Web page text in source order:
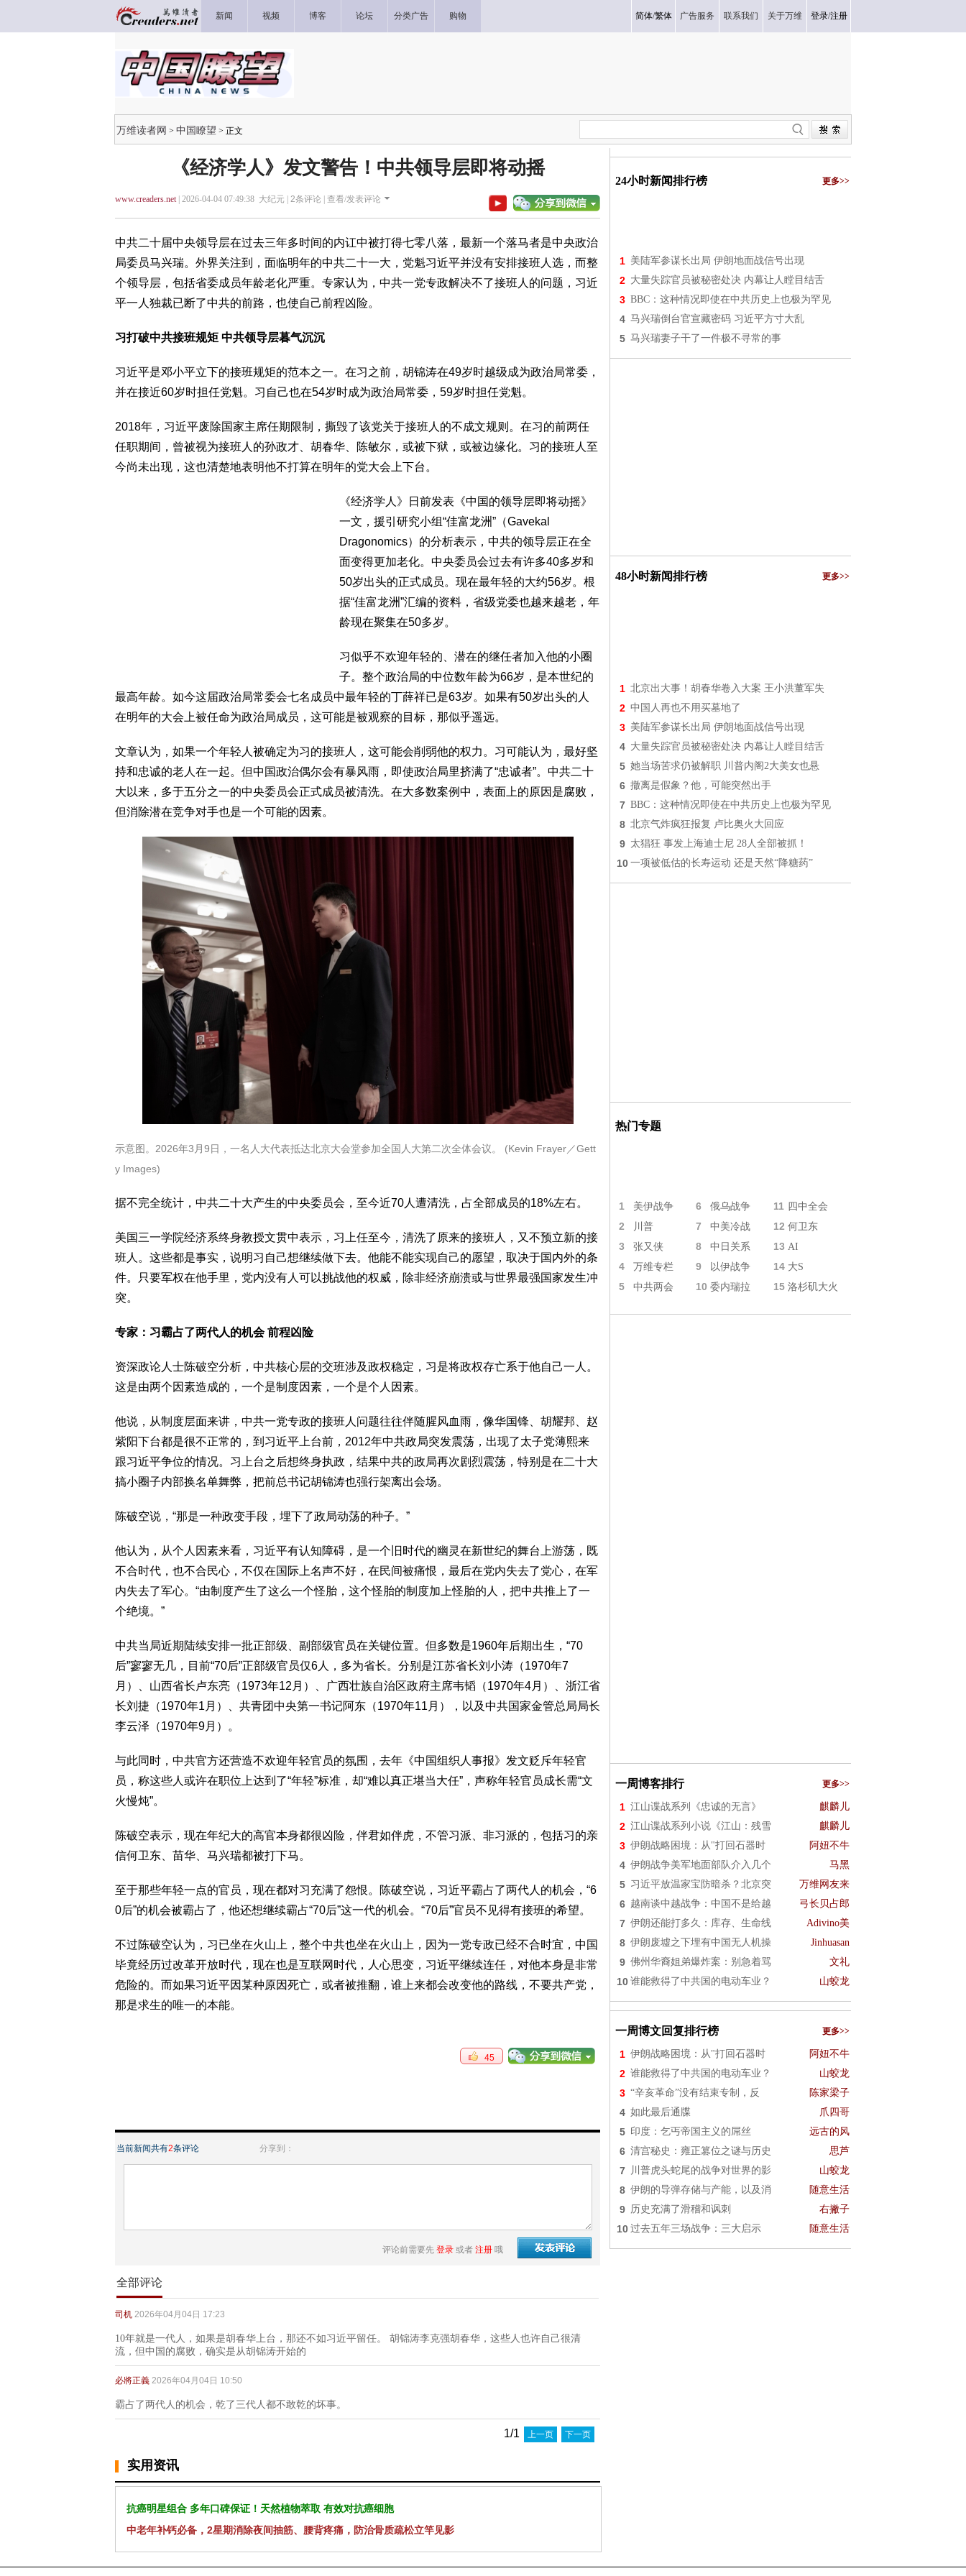
新闻 视频 博客 论坛 分类广告 购物 简体/繁体 广告服务 联系我们 关于万维 登录/注册
万维读者网 > 中国瞭望 > 正文
《经济学人》发文警告！中共领导层即将动摇
www.creaders.net| 2026-04-04 07:49:38 大纪元 | 2条评论 | 查看/发表评论
中共二十届中央领导层在过去三年多时间的内讧中被打得七零八落，最新一个落马者是中央政治
局委员马兴瑞。外界关注到，面临明年的中共二十一大，党魁习近平并没有安排接班人选，而整
个领导层，包括省委成员年龄老化严重。专家认为，中共一党专政解决不了接班人的问题，习近
平一人独裁已断了中共的前路，也使自己前程凶险。
习打破中共接班规矩 中共领导层暮气沉沉
习近平是邓小平立下的接班规矩的范本之一。在习之前，胡锦涛在49岁时越级成为政治局常委，
并在接近60岁时担任党魁。习自己也在54岁时成为政治局常委，59岁时担任党魁。
2018年，习近平废除国家主席任期限制，撕毁了该党关于接班人的不成文规则。在习的前两任
任职期间，曾被视为接班人的孙政才、胡春华、陈敏尔，或被下狱，或被边缘化。习的接班人至
今尚未出现，这也清楚地表明他不打算在明年的党大会上下台。
《经济学人》日前发表《中国的领导层即将动摇》
一文，援引研究小组“佳富龙洲”（Gavekal
Dragonomics）的分析表示，中共的领导层正在全
面变得更加老化。中央委员会过去有许多40多岁和
50岁出头的正式成员。现在最年轻的大约56岁。根
据“佳富龙洲”汇编的资料，省级党委也越来越老，年
龄现在聚集在50多岁。
习似乎不欢迎年轻的、潜在的继任者加入他的小圈
子。整个政治局的中位数年龄为66岁，是本世纪的
最高年龄。如今这届政治局常委会七名成员中最年轻的丁薛祥已是63岁。如果有50岁出头的人
在明年的大会上被任命为政治局成员，这可能是被观察的目标，那似乎遥远。
文章认为，如果一个年轻人被确定为习的接班人，这可能会削弱他的权力。习可能认为，最好坚
持和忠诚的老人在一起。但中国政治偶尔会有暴风雨，即使政治局里挤满了“忠诚者”。中共二十
大以来，多于五分之一的中央委员会正式成员被清洗。在大多数案例中，表面上的原因是腐败，
但消除潜在竞争对手也是一个可能的因素。
示意图。2026年3月9日，一名人大代表抵达北京大会堂参加全国人大第二次全体会议。 (Kevin Frayer／Gett
y Images)
据不完全统计，中共二十大产生的中央委员会，至今近70人遭清洗，占全部成员的18%左右。
美国三一学院经济系终身教授文贯中表示，习上任至今，清洗了原来的接班人，又不预立新的接
班人。这些都是事实，说明习自己想继续做下去。他能不能实现自己的愿望，取决于国内外的条
件。只要军权在他手里，党内没有人可以挑战他的权威，除非经济崩溃或与世界最强国家发生冲
突。
专家：习霸占了两代人的机会 前程凶险
资深政论人士陈破空分析，中共核心层的交班涉及政权稳定，习是将政权存亡系于他自己一人。
这是由两个因素造成的，一个是制度因素，一个是个人因素。
他说，从制度层面来讲，中共一党专政的接班人问题往往伴随腥风血雨，像华国锋、胡耀邦、赵
紫阳下台都是很不正常的，到习近平上台前，2012年中共政局突发震荡，出现了太子党薄熙来
跟习近平争位的情况。习上台之后想终身执政，结果中共的政局再次剧烈震荡，特别是在二十大
搞小圈子内部换名单舞弊，把前总书记胡锦涛也强行架离出会场。
陈破空说，“那是一种政变手段，埋下了政局动荡的种子。”
他认为，从个人因素来看，习近平有认知障碍，是一个旧时代的幽灵在新世纪的舞台上游荡，既
不合时代，也不合民心，不仅在国际上名声不好，在民间被痛恨，最后在党内失去了党心，在军
内失去了军心。“由制度产生了这么一个怪胎，这个怪胎的制度加上怪胎的人，把中共推上了一
个绝境。”
中共当局近期陆续安排一批正部级、副部级官员在关键位置。但多数是1960年后期出生，“70
后”寥寥无几，目前“70后”正部级官员仅6人，多为省长。分别是江苏省长刘小涛（1970年7
月）、山西省长卢东亮（1973年12月）、广西壮族自治区政府主席韦韬（1970年4月）、浙江省
长刘捷（1970年1月）、共青团中央第一书记阿东（1970年11月），以及中共国家金管总局局长
李云泽（1970年9月）。
与此同时，中共官方还营造不欢迎年轻官员的氛围，去年《中国组织人事报》发文贬斥年轻官
员，称这些人或许在职位上达到了“年轻”标准，却“难以真正堪当大任”，声称年轻官员成长需“文
火慢炖”。
陈破空表示，现在年纪大的高官本身都很凶险，伴君如伴虎，不管习派、非习派的，包括习的亲
信何卫东、苗华、马兴瑞都被打下马。
至于那些年轻一点的官员，现在都对习充满了怨恨。陈破空说，习近平霸占了两代人的机会，“6
0后”的机会被霸占了，他还想继续霸占“70后”这一代的机会。“70后”官员不见得有接班的希望。
不过陈破空认为，习已坐在火山上，整个中共也坐在火山上，因为一党专政已经不合时宜，中国
毕竟经历过改革开放时代，现在也是互联网时代，人心思变，习近平继续连任，对他本身是非常
危险的。而如果习近平因某种原因死亡，或者被推翻，谁上来都会改变他的路线，不要共产党，
那是求生的唯一的本能。
45
当前新闻共有2条评论 分享到：
评论前需要先 登录 或者 注册 哦
全部评论
司机 2026年04月04日 17:23
10年就是一代人，如果是胡春华上台，那还不如习近平留任。 胡锦涛李克强胡春华，这些人也许自己很清
流，但中国的腐败，确实是从胡锦涛开始的
必將正義 2026年04月04日 10:50
霸占了两代人的机会，乾了三代人都不敢乾的坏事。
1/1 上一页 下一页
实用资讯
抗癌明星组合 多年口碑保证！天然植物萃取 有效对抗癌细胞
中老年补钙必备，2星期消除夜间抽筋、腰背疼痛，防治骨质疏松立竿见影
24小时新闻排行榜 更多>>
1 美陆军参谋长出局 伊朗地面战信号出现
2 大量失踪官员被秘密处决 内幕让人瞠目结舌
3 BBC：这种情况即使在中共历史上也极为罕见
4 马兴瑞倒台官宣藏密码 习近平方寸大乱
5 马兴瑞妻子干了一件极不寻常的事
48小时新闻排行榜 更多>>
1 北京出大事！胡春华卷入大案 王小洪董军失
2 中国人再也不用买墓地了
3 美陆军参谋长出局 伊朗地面战信号出现
4 大量失踪官员被秘密处决 内幕让人瞠目结舌
5 她当场苦求仍被解职 川普内阁2大美女也悬
6 撤离是假象？他，可能突然出手
7 BBC：这种情况即使在中共历史上也极为罕见
8 北京气炸疯狂报复 卢比奥火大回应
9 太猖狂 事发上海迪士尼 28人全部被抓！
10 一项被低估的长寿运动 还是天然“降糖药”
热门专题
1 美伊战争 6 俄乌战争 11 四中全会
2 川普 7 中美冷战 12 何卫东
3 张又侠 8 中日关系 13 AI
4 万维专栏 9 以伊战争 14 大S
5 中共两会 10 委内瑞拉 15 洛杉矶大火
一周博客排行 更多>>
1 江山谍战系列《忠诚的无言》 麒麟儿
2 江山谍战系列小说《江山：残雪 麒麟儿
3 伊朗战略困境：从"打回石器时 阿妞不牛
4 伊朗战争美军地面部队介入几个 马黑
5 习近平放温家宝防暗杀？北京突 万维网友来
6 越南谈中越战争：中国不是给越 弓长贝占郎
7 伊朗还能打多久：库存、生命线 Adivino美
8 伊朗废墟之下埋有中国无人机操 Jinhuasan
9 佛州华裔姐弟爆炸案：别急着骂 文礼
10 谁能救得了中共国的电动车业？ 山蛟龙
一周博文回复排行榜 更多>>
1 伊朗战略困境：从"打回石器时 阿妞不牛
2 谁能救得了中共国的电动车业？ 山蛟龙
3 “辛亥革命”没有结束专制，反 陈家梁子
4 如此最后通牒 爪四哥
5 印度：乞丐帝国主义的屌丝 远古的风
6 清宫秘史：雍正篡位之谜与历史 思芦
7 川普虎头蛇尾的战争对世界的影 山蛟龙
8 伊朗的导弹存储与产能，以及消 随意生活
9 历史充满了滑稽和讽刺 右撇子
10 过去五年三场战争：三大启示 随意生活